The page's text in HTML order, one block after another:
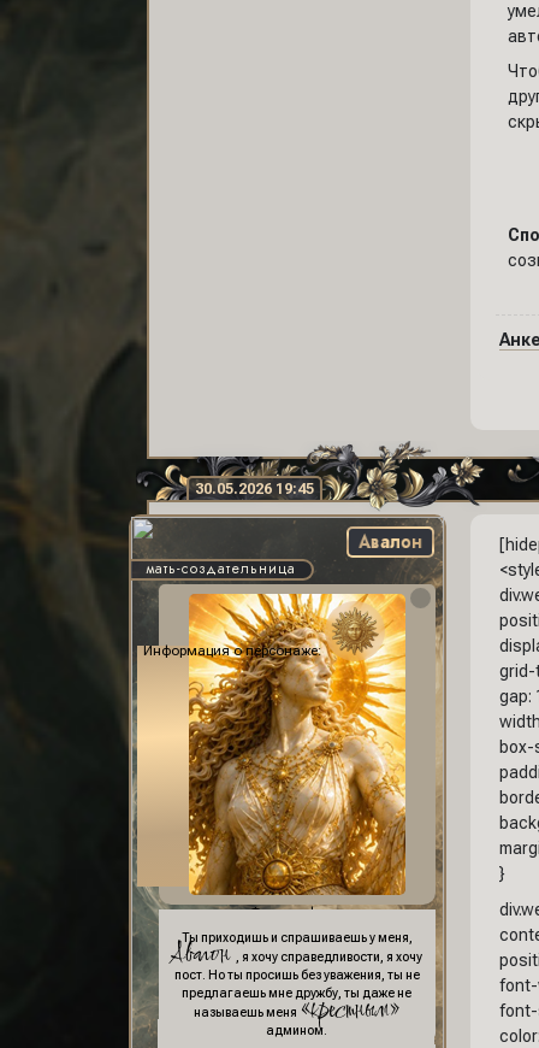
30.05.2026 19:45
Авалон
мать-создательница
Информация о персонаже:
Фон профиля:
Ты приходишь и спрашиваешь у меня,
Авалон , я хочу справедливости, я хочу
пост. Но ты просишь без уважения, ты не
предлагаешь мне дружбу, ты даже не
называешь меня «крестным»
админом.
grid-
gap:
box-
}
font-
font-